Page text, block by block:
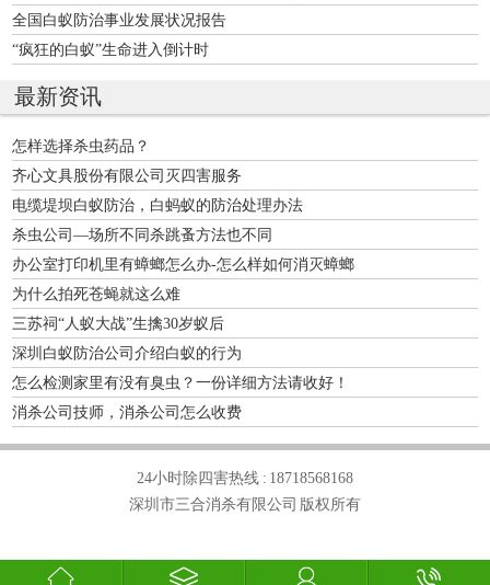
全国白蚁防治事业发展状况报告
“疯狂的白蚁”生命进入倒计时
最新资讯
怎样选择杀虫药品？
齐心文具股份有限公司灭四害服务
电缆堤坝白蚁防治，白蚂蚁的防治处理办法
杀虫公司—场所不同杀跳蚤方法也不同
办公室打印机里有蟑螂怎么办-怎么样如何消灭蟑螂
为什么拍死苍蝇就这么难
三苏祠“人蚁大战”生擒30岁蚁后
深圳白蚁防治公司介绍白蚁的行为
怎么检测家里有没有臭虫？一份详细方法请收好！
消杀公司技师，消杀公司怎么收费
24小时除四害热线 : 18718568168
深圳市三合消杀有限公司 版权所有